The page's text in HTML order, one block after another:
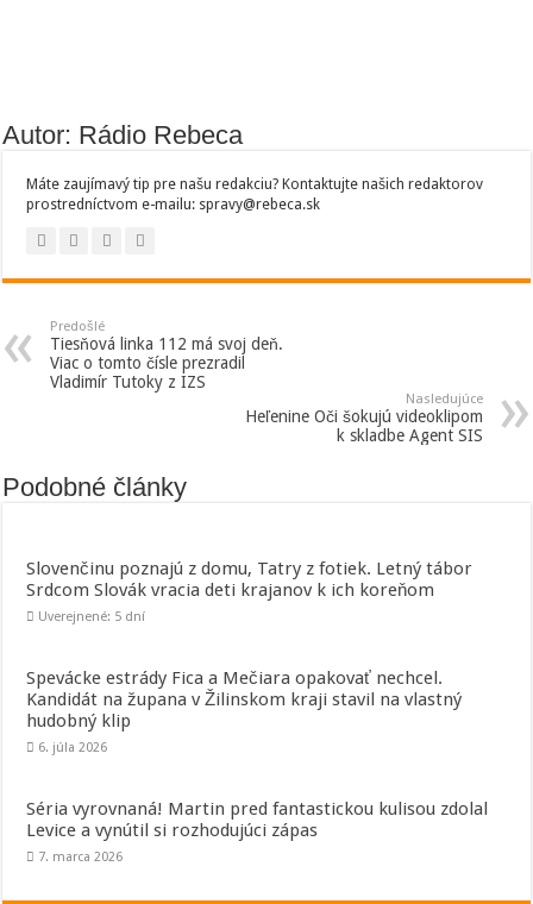
Autor: Rádio Rebeca
Máte zaujímavý tip pre našu redakciu? Kontaktujte našich redaktorov
prostredníctvom e-mailu: spravy@rebeca.sk
Predošlé
Tiesňová linka 112 má svoj deň.
Viac o tomto čísle prezradil
Vladimír Tutoky z IZS
Nasledujúce
Heľenine Oči šokujú videoklipom
k skladbe Agent SIS
Podobné články
Slovenčinu poznajú z domu, Tatry z fotiek. Letný tábor
Srdcom Slovák vracia deti krajanov k ich koreňom
Uverejnené: 5 dní
Spevácke estrády Fica a Mečiara opakovať nechcel.
Kandidát na župana v Žilinskom kraji stavil na vlastný
hudobný klip
6. júla 2026
Séria vyrovnaná! Martin pred fantastickou kulisou zdolal
Levice a vynútil si rozhodujúci zápas
7. marca 2026